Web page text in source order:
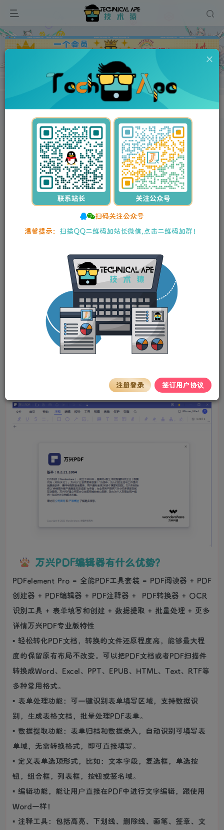
广告
资源分享 办公软件 PDF 正文
万兴PDF专家 PDFelement v11.0.6.3108 中文永久激活专业版
此内容为免费资源，请登录后查看
登录查看
万兴PDF专家 PDFelement v11.0.6.3108 中文
永久激活专业版
stalker 关注
万兴PDF专家是一款国产PDF全套解决方案专家，专注于
缩、签名等功能。这款强大的专业PDF编辑软件，以简约风
格及强大的功能在国外名声大噪，除了传统的阅读、编辑、
注释等功能外，它还提供了表单填写、数据提取、格式转换
等强大功能。Wondershare PDFelement，全能型数字文档
处理工具，PDF文档的全方位解决方案，除OCR功能外，还
具有PDF创建，编辑PDF，PDF表单，PDF安全与分享等功
能。您可以编辑PDF文件，图像和页面，签署数字签名和注
Excel、PPT、EPUB、HTML、Text、RTF等多种格式。
万兴PDF编辑器有什么优势？
PDFelement Pro = 全能PDF工具套装 = PDF阅读器 + PDF
创建器 + PDF编辑器 + PDF注释器 + PDF转换器 + OCR
识别工具 + 表单填写和创建 + 数据提取 + 批量处理 + 更多
详情万兴PDF专业版特性
▪ 轻松转化PDF文档，转换的文件还原程度高，能够最大程
度的保留原有布局不改变。可以把PDF文档或者PDF扫描件
转换成Word、Excel、PPT、EPUB、HTML、Text、RTF等
多种常用格式。
▪ 表单处理功能：可一键识别表单填写区域，支持数据识
别，生成表格文档，批量处理PDF表单。
▪ 数据提取功能：表单归档和数据录入，自动识别可填写表
单域，无需转换格式，即可直接填写。
▪ 定义表单选项形式，比如：文本字段，复选框，单选按
钮，组合框，列表框，按钮或签名域。
▪ 编辑功能，能让用户直接在PDF中进行文字编辑，跟使用
Word一样！
▪ 注释工具：包括高亮、下划线、删除线、画笔、签章、文
扫码关注公众号
温馨提示： 扫描QQ二维码加站长微信,点击二维码加群！
注册登录 签订用户协议